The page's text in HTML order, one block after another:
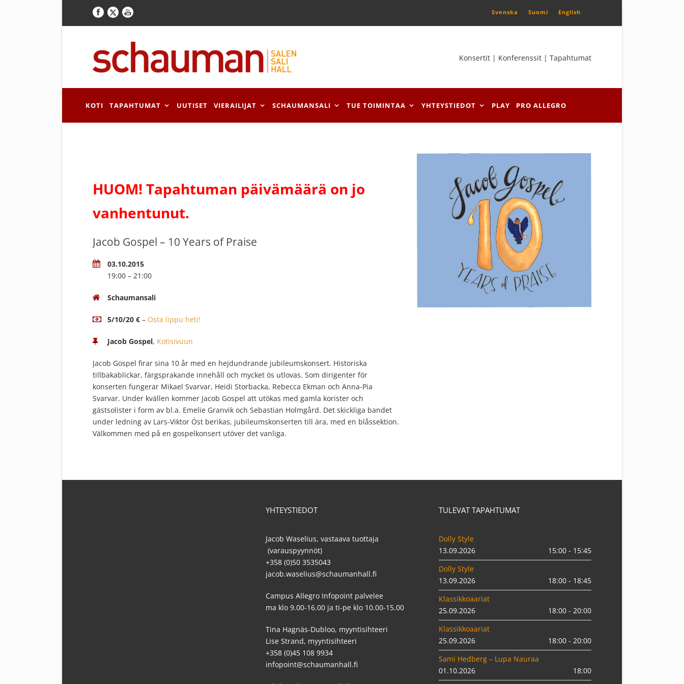
Svenska Suomi English
Konsertit | Konferenssit | Tapahtumat
KOTI TAPAHTUMAT UUTISET VIERAILIJAT SCHAUMANSALI TUE TOIMINTAA YHTEYSTIEDOT PLAY PRO ALLEGRO
HUOM! Tapahtuman päivämäärä on jo
vanhentunut.
Jacob Gospel – 10 Years of Praise
03.10.2015
19:00 – 21:00
Schaumansali
5/10/20 € – Osta lippu heti!
Jacob Gospel, Kotisivuun
Jacob Gospel firar sina 10 år med en hejdundrande jubileumskonsert. Historiska
tillbakablickar, färgsprakande innehåll och mycket ös utlovas. Som dirigenter för
konserten fungerar Mikael Svarvar, Heidi Storbacka, Rebecca Ekman och Anna-Pia
Svarvar. Under kvällen kommer Jacob Gospel att utökas med gamla korister och
gästsolister i form av bl.a. Emelie Granvik och Sebastian Holmgård. Det skickliga bandet
under ledning av Lars-Viktor Öst berikas, jubileumskonserten till ära, med en blåssektion.
Välkommen med på en gospelkonsert utöver det vanliga.
YHTEYSTIEDOT
Jacob Waselius, vastaava tuottaja
(varauspyynnöt)
+358 (0)50 3535043
jacob.waselius@schaumanhall.fi
Campus Allegro Infopoint palvelee
ma klo 9.00-16.00 ja ti-pe klo 10.00-15.00
Tina Hagnäs-Dubloo, myyntisihteeri
Lise Strand, myyntisihteeri
+358 (0)45 108 9934
infopoint@schaumanhall.fi
TULEVAT TAPAHTUMAT
Dolly Style
13.09.2026
15:00 - 15:45
Dolly Style
13.09.2026
18:00 - 18:45
Klassikkoaariat
25.09.2026
18:00 - 20:00
Klassikkoaariat
25.09.2026
18:00 - 20:00
Sami Hedberg – Lupa Nauraa
01.10.2026
18:00